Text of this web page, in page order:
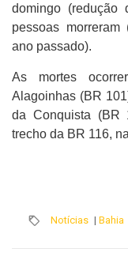
domingo
pessoas
ano passado).
As mortes
Alagoinhas (BR
da Conquista (BR
trecho da BR 116,
Notícias | Bahia